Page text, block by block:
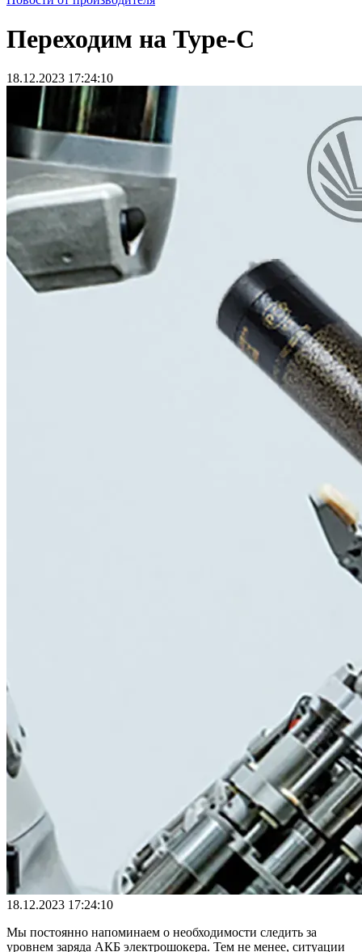
Переходим на Type-C
18.12.2023 17:24:10
18.12.2023 17:24:10
Мы постоянно напоминаем о необходимости следить за
уровнем заряда АКБ электрошокера. Тем не менее, ситуации